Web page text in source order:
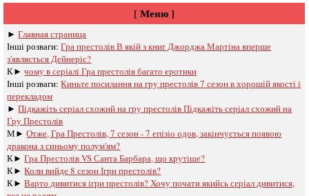
[ Меню ]
►Главная страница
Інші розваги: ​​Гра престолів В якій з книг Джорджа Мартіна вперше
з'являється Дейнеріс?
К►чому в серіалі Гра престолів багато еротики
Інші розваги: ​​Киньте посилання на гру престолів 7 сезон в хорошій якості і
перекладом
►Підкажіть серіал схожий на гру престолів Підкажіть серіал схожий на
Гру Престолів
М►Отже, Гра Престолів, 7 сезон - 7 епізіо одов, закінчується появою
дракона з синьому полум'ям?
К►Гра Престолів VS Санта Барбара, що крутіше?
К►Коли вийде 8 сезон Ігри престолів?
К►Варто дивитися ігри престолів? Хочу почати якийсь серіал дивитися,